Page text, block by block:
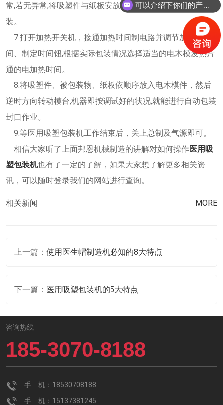
常,若无异常,将吸塑件与纸板安放在电木模上开始进行试包
装。
7.打开加热开关机，接通加热时间制电路并调节加热时
间、制定时间钮,根据实际包装情况选择适当的电木模发热片
通的电加热时间。
8.将吸塑件、被包装物、纸板依顺序放入电木模件，然后
逆时方向转动模台,机器即按调试好的状况,就能进行自动包装
封口作业。
9.等医用吸塑包装机工作结束后，关上总制及气源即可。
相信大家听了上面邦恩机械制造的讲解对如何操作医用吸
塑包装机也有了一定的了解，如果大家想了解更多相关资
讯，可以随时登录我们的网站进行查询。
相关新闻 MORE
上一篇： 使用医生帽制造机必知的8大特点
下一篇： 医用吸塑包装机的5大特点
咨询热线
185-3070-8188
手 机：18530708188
手 机：15137381245
可以介绍下你们的产品么？